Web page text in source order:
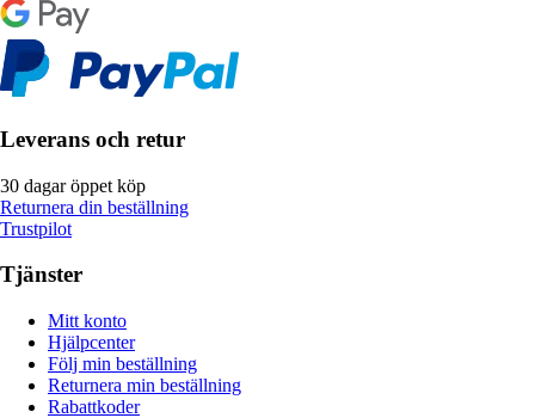
Leverans och retur
30 dagar öppet köp
Returnera din beställning
Trustpilot
Tjänster
Mitt konto
Hjälpcenter
Följ min beställning
Returnera min beställning
Rabattkoder